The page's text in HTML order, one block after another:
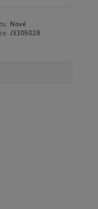
Nové
J3305028